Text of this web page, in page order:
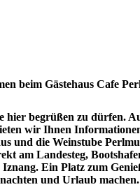
beim Gästehaus Cafe
hier begrüßen zu dürfen.
wir Ihnen
und die Weinstube
am Landesteg,
Ein Platz zum
und Urlaub machen.